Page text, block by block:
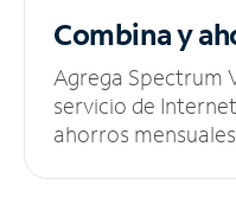
Combina y
Agrega Spectrum
servicio de
ahorros mensuales.